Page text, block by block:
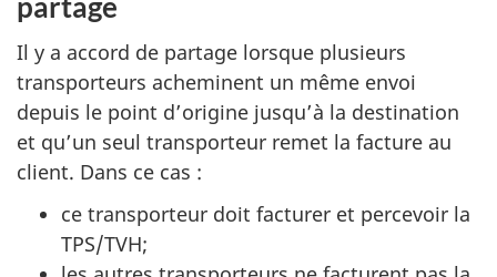
Il y a accord de partage lorsque plusieurs
transporteurs acheminent un même envoi
depuis le point d’origine jusqu’à la destination
et qu’un seul transporteur remet la facture au
client. Dans ce cas :
ce transporteur doit facturer et percevoir la
TPS/TVH;